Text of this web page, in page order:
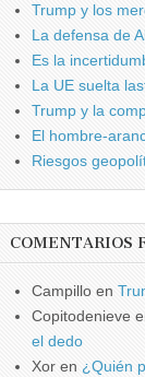
Trump y los
La defensa de
Es la
La UE suelta
Trump y la
El hombre-
Riesgos
COMENTARIOS
Campillo en
Copitodenieve
el dedo
Xor en ¿Quién